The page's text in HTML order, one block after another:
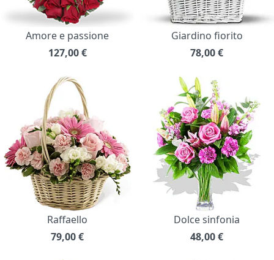
Amore e passione
127,00 €
Giardino fiorito
78,00€
Raffaello
79,00€
Dolce sinfonia
48,00€